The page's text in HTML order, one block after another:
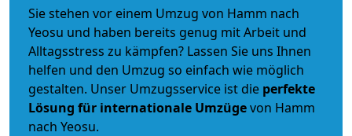
Sie stehen vor einem Umzug von Hamm nach
Yeosu und haben bereits genug mit Arbeit und
Alltagsstress zu kämpfen? Lassen Sie uns Ihnen
helfen und den Umzug so einfach wie möglich
gestalten. Unser Umzugsservice ist die perfekte
Lösung für internationale Umzügevon Hamm
nach Yeosu.